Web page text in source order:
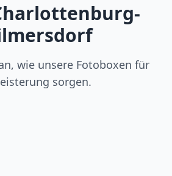
wie unsere Fotoboxen für
sorgen.